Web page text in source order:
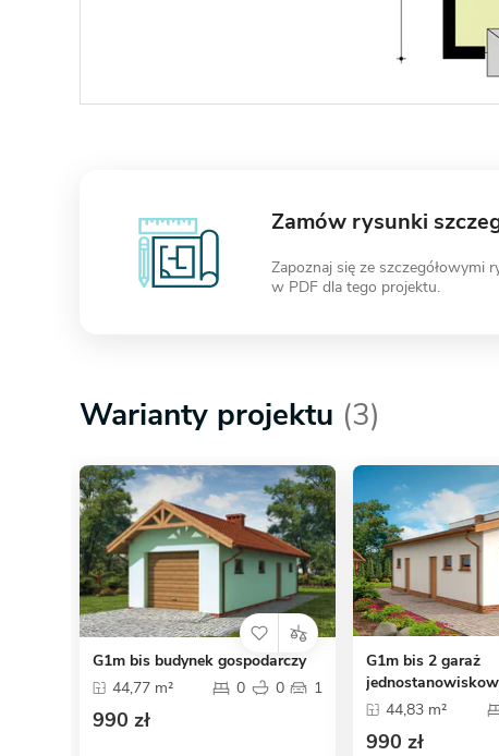
Zamów rysunki
Zapoznaj się ze szczegółowymi
w PDF dla tego projektu.
Warianty projektu (3)
G1m bis budynek gospodarczy
44,77 m²
0 0 1
990 zł
G1m bis 2 garaż
44,83 m²
990 zł